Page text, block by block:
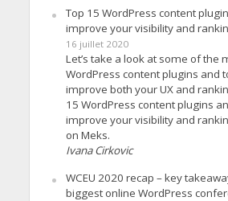
Top 15 WordPress content
improve your visibility and
16 juillet 2020
Let’s take a look at some of the
WordPress content plugins and
improve both your UX and
15 WordPress content plugins
improve your visibility and
on Meks.
Ivana Cirkovic
WCEU 2020 recap – key
biggest online WordPress